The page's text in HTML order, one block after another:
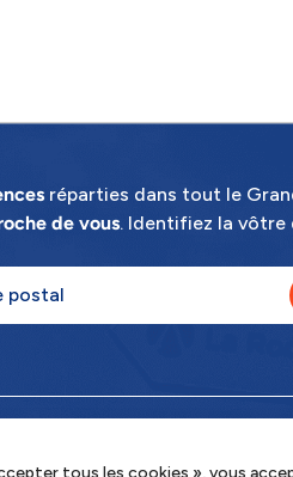
tous les cookies », vous
réparties dans tout le
de vous. Identifiez la vôtre